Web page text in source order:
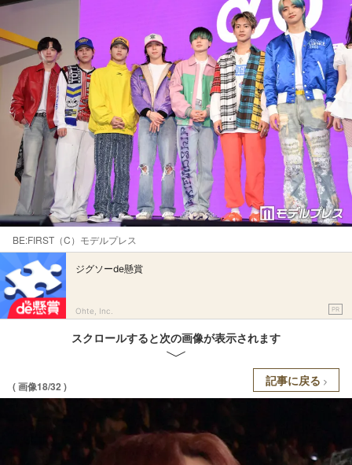
BE:FIRST（C）モデルプレス
ジグソーde懸賞
Ohte, Inc. PR
スクロールすると次の画像が表示されます
( 画像18/32 ) 記事に戻る